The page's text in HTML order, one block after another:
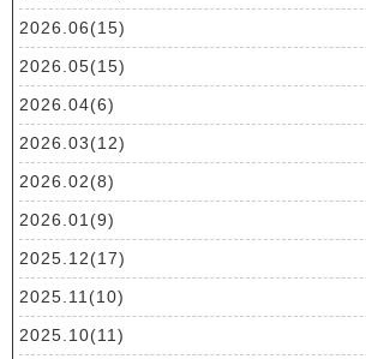
2026.06(15)
2026.05(15)
2026.04(6)
2026.03(12)
2026.02(8)
2026.01(9)
2025.12(17)
2025.11(10)
2025.10(11)